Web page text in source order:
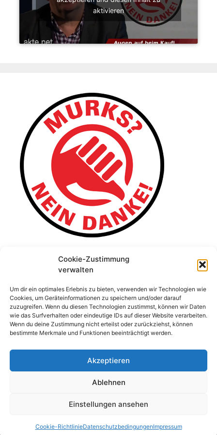
Cookie-Zustimmung
verwalten
Um dir ein optimales Erlebnis zu bieten, verwenden wir Technologien wie
Cookies, um Geräteinformationen zu speichern und/oder darauf
zuzugreifen. Wenn du diesen Technologien zustimmst, können wir Daten
wie das Surfverhalten oder eindeutige IDs auf dieser Website verarbeiten.
Wenn du deine Zustimmung nicht erteilst oder zurückziehst, können
bestimmte Merkmale und Funktionen beeinträchtigt werden.
Akzeptieren
Ablehnen
Einstellungen ansehen
Cookie-RichtlinieDatenschutzbedingungenImpressum
aktivieren
© 2026 Stefan Schridde• Erstellt mitGeneratePress